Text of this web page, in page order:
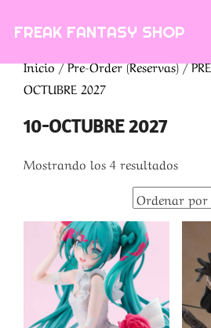
FREAK FANTASY SHOP
Inicio/Pre-Order (Reservas)/
OCTUBRE 2027
10-OCTUBRE 2027
Mostrando los 4 resultados
por
los